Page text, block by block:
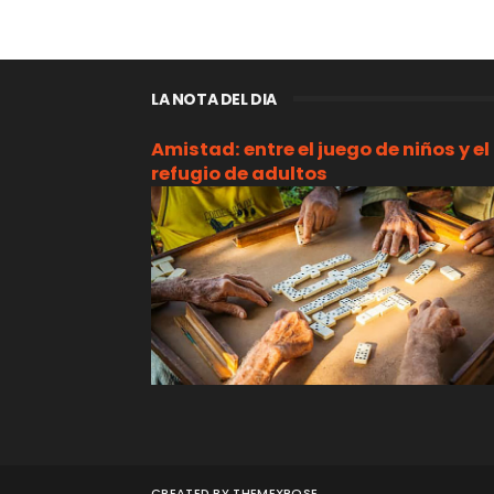
LA NOTA DEL DIA
Amistad: entre el juego de niños y el
refugio de adultos